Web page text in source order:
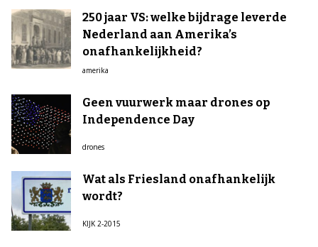
250 jaar VS: welke bijdrage leverde
Nederland aan Amerika’s
onafhankelijkheid?
amerika
Geen vuurwerk maar drones op
Independence Day
drones
Wat als Friesland onafhankelijk
wordt?
KIJK 2-2015